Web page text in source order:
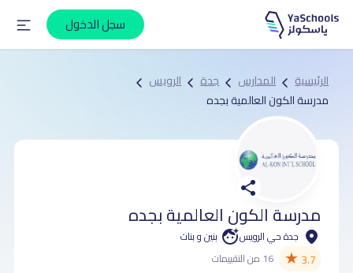
سجل الدخول
الرئيسية المدارس جدة
الرويس
مدرسة الكون العالمية بجده
مدرسة الكون العالمية بجده
جدة حي الرويس بنين و بنات
3.7
★ 16 من التقييمات